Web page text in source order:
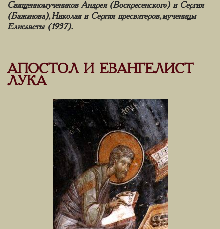
Священномучеников Андрея (Воскресенского) и Сергия
(Бажанова), Николая и Сергия пресвитеров, мученицы
Елисаветы (1937).
АПОСТОЛ И ЕВАНГЕЛИСТ
ЛУКА